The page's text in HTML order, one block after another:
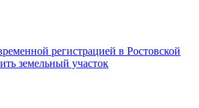
регистрацией в Ростовской
земельный участок